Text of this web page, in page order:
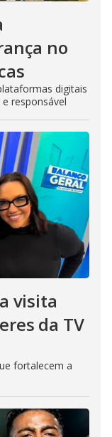
no
digitais
responsável
visita
da TV
fortalecem a